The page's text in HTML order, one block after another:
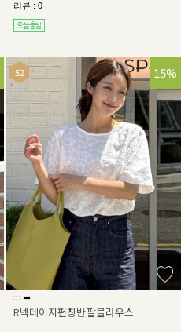
리뷰 : 0
15%
R넥데이지펀칭반팔블라우스